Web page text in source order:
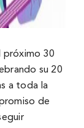
próximo 30
su 20
a toda la
de